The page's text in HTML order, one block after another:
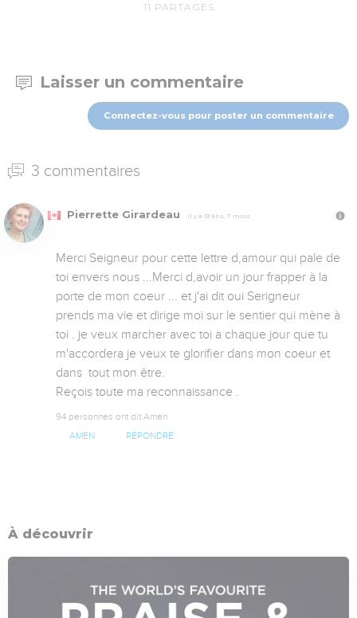
11 PARTAGES
Laisser un commentaire
Connectez-vous pour poster un commentaire
3 commentaires
Pierrette Girardeau Il y a 13 ans, 7 mois
Merci Seigneur pour cette lettre d,amour qui pale de
toi envers nous ...Merci d,avoir un jour frapper à la
porte de mon coeur ... et j'ai dit oui Serigneur
prends ma vie et dirige moi sur le sentier qui mène à
toi . je veux marcher avec toi a chaque jour que tu
m'accordera je veux te glorifier dans mon coeur et
dans  tout mon être.
Reçois toute ma reconnaissance .
94 personnes ont dit Amen
AMEN RÉPONDRE
À découvrir